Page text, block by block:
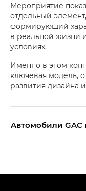
Мероприятие
отдельный
формирующий
в реальной жизни
условиях.
Именно в этом
ключевая модель,
развития дизайна
Aвтомобили GAC
Эс Икс